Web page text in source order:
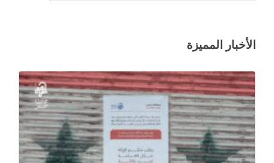
الأخبار المميزة